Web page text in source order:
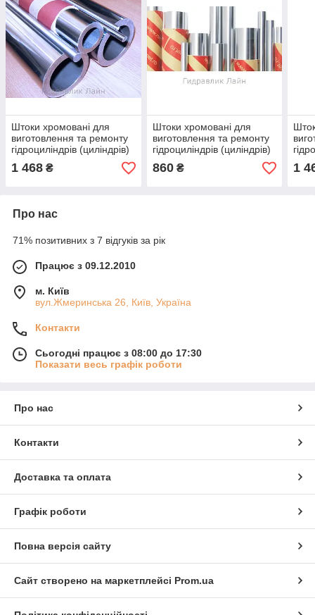
Штоки хромовані для
виготовлення та ремонту
гідроциліндрів (циліндрів)
1 468 ₴
Штоки хромовані для
виготовлення та ремонту
гідроциліндрів (циліндрів)
860₴ 1
Про нас
71% позитивних з 7 відгуків за рік
Працює з 09.12.2010
м. Київ
вул.Жмеринська 26, Київ, Україна
Контакти
Сьогодні працює з 08:00 до 17:30
Показати весь графік роботи
Про нас
Контакти
Доставка та оплата
Графік роботи
Повна версія сайту
Сайт створено на маркетплейсі Prom.ua